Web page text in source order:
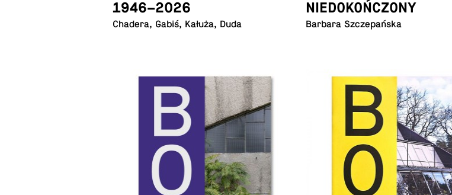
1946–2026
Chadera, Gabiś, Kałuża, Duda
NIEDOKOŃCZONY
Barbara Szczepańska